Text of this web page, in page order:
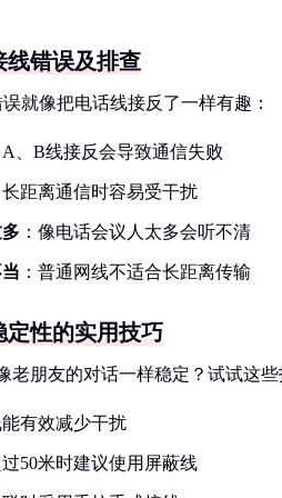
线错误及排查
就像把电话线接反了一样有趣：
A、B线接反会导致通信失败
长距离通信时容易受干扰
：像电话会议人太多会听不清
：普通网线不适合长距离传输
定性的实用技巧
老朋友的对话一样稳定？试试这
有效减少干扰
50米时建议使用屏蔽线